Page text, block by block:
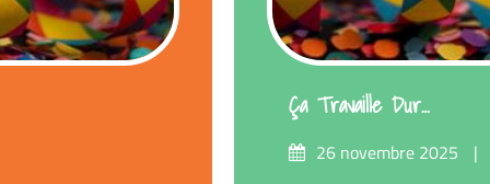
Ça Travaille Dur…
Posté26 novembre 2025